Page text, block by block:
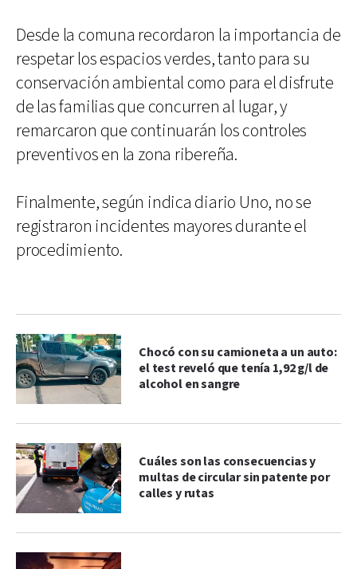
Desde la comuna recordaron la importancia de
respetar los espacios verdes, tanto para su
conservación ambiental como para el disfrute
de las familias que concurren al lugar, y
remarcaron que continuarán los controles
preventivos en la zona ribereña.
Finalmente, según indica diario Uno, no se
registraron incidentes mayores durante el
procedimiento.
Chocó con su camioneta a un auto:
el test reveló que tenía 1,92 g/l de
alcohol en sangre
Cuáles son las consecuencias y
multas de circular sin patente por
calles y rutas